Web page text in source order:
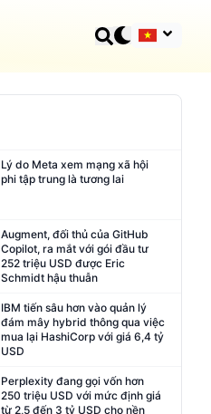
Lý do Meta xem mạng xã hội
phi tập trung là tương lai
Augment, đối thủ của GitHub
Copilot, ra mắt với gói đầu tư
252 triệu USD được Eric
Schmidt hậu thuẫn
IBM tiến sâu hơn vào quản lý
đám mây hybrid thông qua việc
mua lại HashiCorp với giá 6,4 tỷ
USD
Perplexity đang gọi vốn hơn
250 triệu USD với mức định giá
từ 2,5 đến 3 tỷ USD cho nền